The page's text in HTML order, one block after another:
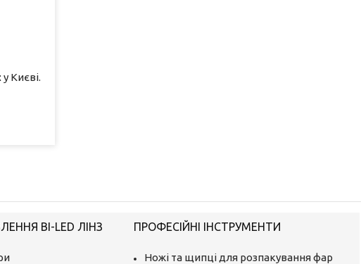
у Києві.
BI-LED ЛІНЗ ПРОФЕСІЙНІ ІНСТРУМЕНТИ
Ножі та щипці для розпакування фар